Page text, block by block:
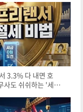
3.3% 다 내면 호
도 쉬쉬하는 '세금 0